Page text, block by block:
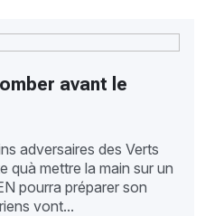
avant le
adversaires des Verts
quà mettre la main sur un
pourra préparer son
vont...